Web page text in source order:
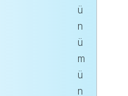
ü
n
ü
m
ü
n